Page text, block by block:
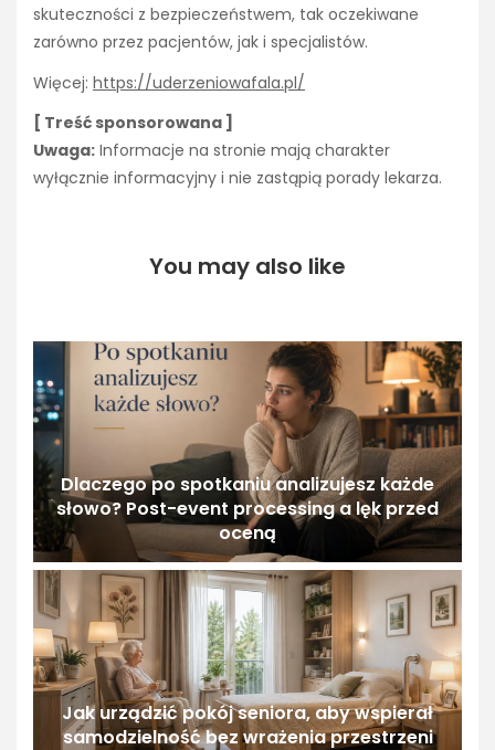
skuteczności z bezpieczeństwem, tak oczekiwane
zarówno przez pacjentów, jak i specjalistów.
Więcej: https://uderzeniowafala.pl/
[ Treść sponsorowana ]
Uwaga: Informacje na stronie mają charakter
wyłącznie informacyjny i nie zastąpią porady lekarza.
You may also like
Dlaczego po spotkaniu analizujesz każde
słowo? Post-event processing a lęk przed
oceną
Jak urządzić pokój seniora, aby wspierał
samodzielność bez wrażenia przestrzeni